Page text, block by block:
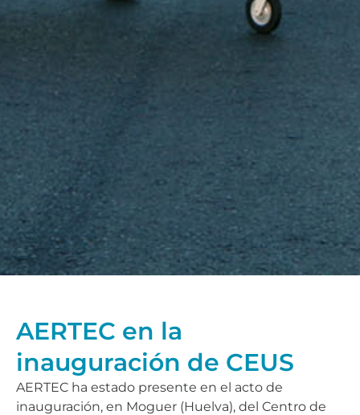
AERTEC en la
inauguración de CEUS
AERTEC ha estado presente en el acto de
inauguración, en Moguer (Huelva), del Centro de